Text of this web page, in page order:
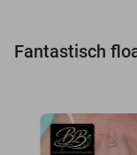
Fantastisch